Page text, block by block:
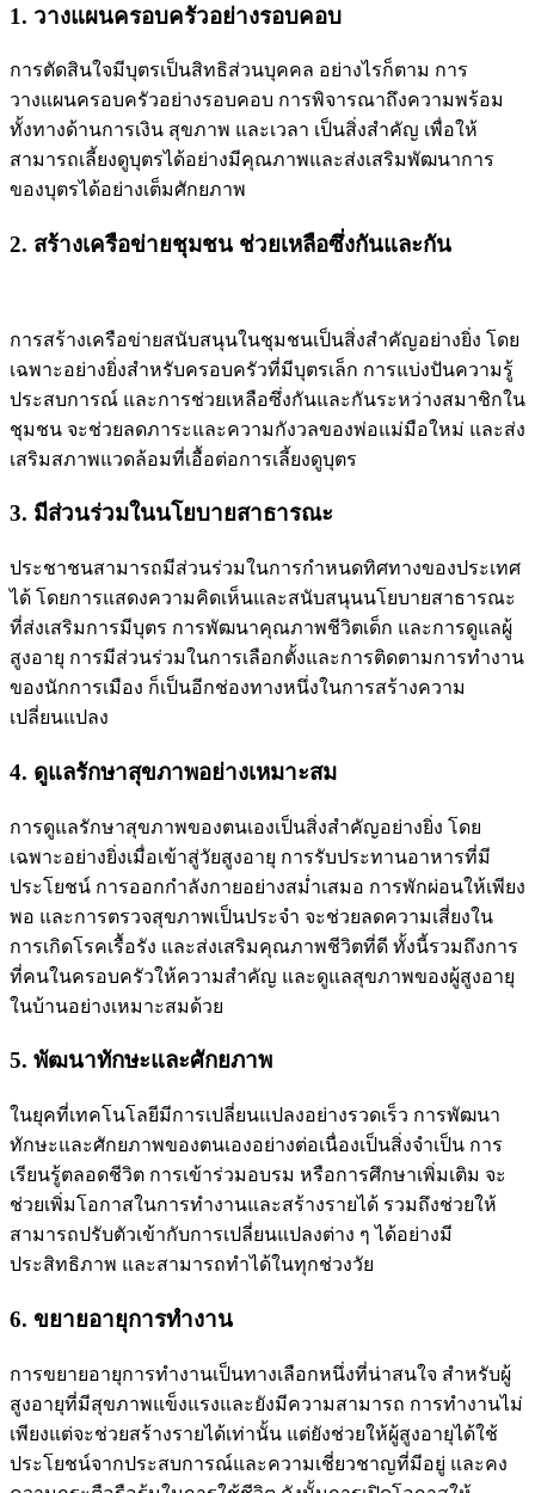
1. วางแผนครอบครัวอย่างรอบคอบ
การตัดสินใจมีบุตรเป็นสิทธิส่วนบุคคล อย่างไรก็ตาม การ
วางแผนครอบครัวอย่างรอบคอบ การพิจารณาถึงความพร้อม
ทั้งทางด้านการเงิน สุขภาพ และเวลา เป็นสิ่งสำคัญ เพื่อให้
สามารถเลี้ยงดูบุตรได้อย่างมีคุณภาพและส่งเสริมพัฒนาการ
ของบุตรได้อย่างเต็มศักยภาพ
2. สร้างเครือข่ายชุมชน ช่วยเหลือซึ่งกันและกัน
การสร้างเครือข่ายสนับสนุนในชุมชนเป็นสิ่งสำคัญอย่างยิ่ง โดย
เฉพาะอย่างยิ่งสำหรับครอบครัวที่มีบุตรเล็ก การแบ่งปันความรู้
ประสบการณ์ และการช่วยเหลือซึ่งกันและกันระหว่างสมาชิกใน
ชุมชน จะช่วยลดภาระและความกังวลของพ่อแม่มือใหม่ และส่ง
เสริมสภาพแวดล้อมที่เอื้อต่อการเลี้ยงดูบุตร
3. มีส่วนร่วมในนโยบายสาธารณะ
ประชาชนสามารถมีส่วนร่วมในการกำหนดทิศทางของประเทศ
ได้ โดยการแสดงความคิดเห็นและสนับสนุนนโยบายสาธารณะ
ที่ส่งเสริมการมีบุตร การพัฒนาคุณภาพชีวิตเด็ก และการดูแลผู้
สูงอายุ การมีส่วนร่วมในการเลือกตั้งและการติดตามการทำงาน
ของนักการเมือง ก็เป็นอีกช่องทางหนึ่งในการสร้างความ
เปลี่ยนแปลง
4. ดูแลรักษาสุขภาพอย่างเหมาะสม
การดูแลรักษาสุขภาพของตนเองเป็นสิ่งสำคัญอย่างยิ่ง โดย
เฉพาะอย่างยิ่งเมื่อเข้าสู่วัยสูงอายุ การรับประทานอาหารที่มี
ประโยชน์ การออกกำลังกายอย่างสม่ำเสมอ การพักผ่อนให้เพียง
พอ และการตรวจสุขภาพเป็นประจำ จะช่วยลดความเสี่ยงใน
การเกิดโรคเรื้อรัง และส่งเสริมคุณภาพชีวิตที่ดี ทั้งนี้รวมถึงการ
ที่คนในครอบครัวให้ความสำคัญ และดูแลสุขภาพของผู้สูงอายุ
ในบ้านอย่างเหมาะสมด้วย
5. พัฒนาทักษะและศักยภาพ
ในยุคที่เทคโนโลยีมีการเปลี่ยนแปลงอย่างรวดเร็ว การพัฒนา
ทักษะและศักยภาพของตนเองอย่างต่อเนื่องเป็นสิ่งจำเป็น การ
เรียนรู้ตลอดชีวิต การเข้าร่วมอบรม หรือการศึกษาเพิ่มเติม จะ
ช่วยเพิ่มโอกาสในการทำงานและสร้างรายได้ รวมถึงช่วยให้
สามารถปรับตัวเข้ากับการเปลี่ยนแปลงต่าง ๆ ได้อย่างมี
ประสิทธิภาพ และสามารถทำได้ในทุกช่วงวัย
6. ขยายอายุการทำงาน
การขยายอายุการทำงานเป็นทางเลือกหนึ่งที่น่าสนใจ สำหรับผู้
สูงอายุที่มีสุขภาพแข็งแรงและยังมีความสามารถ การทำงานไม่
เพียงแต่จะช่วยสร้างรายได้เท่านั้น แต่ยังช่วยให้ผู้สูงอายุได้ใช้
ประโยชน์จากประสบการณ์และความเชี่ยวชาญที่มีอยู่ และคง